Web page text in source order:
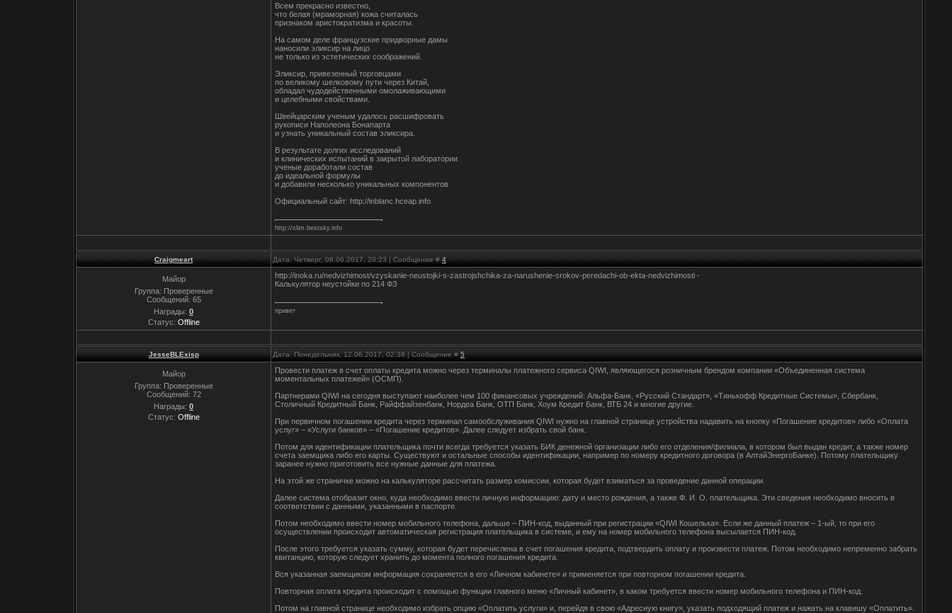
Всем прекрасно известно,
что белая (мраморная) кожа считалась
признаком аристократизма и красоты.
На самом деле французские придворные дамы
наносили эликсир на лицо
не только из эстетических соображений.
Эликсир, привезенный торговцами
по великому шелковому пути через Китай,
обладал чудодейственными омолаживающими
и целебными свойствами.
Швейцарским ученым удалось расшифровать
рукописи Наполеона Бонапарта
и узнать уникальный состав эликсира.
В результате долгих исследований
и клинических испытаний в закрытой лаборатории
ученые доработали состав
до идеальной формулы
и добавили несколько уникальных компонентов
Официальный сайт: http://inblanc.hceap.info
http://slim.bestsky.info
Craigmeart Дата: Четверг, 08.06.2017, 20:23 | Сообщение # 4
Майор
Группа: Проверенные
Сообщений: 65
Награды: 0
Статус: Offline
http://inoka.ru/nedvizhimost/vzyskanie-neustojki-s-zastrojshchika-za-narushenie-srokov-peredachi-ob-ekta-nedvizhimosti -
Калькулятор неустойки по 214 ФЗ
привет
JesseBLExisp Дата: Понедельник, 12.06.2017, 02:38 | Сообщение # 5
Майор
Группа: Проверенные
Сообщений: 72
Награды: 0
Статус: Offline
Провести платеж в счет оплаты кредита можно через терминалы платежного сервиса QIWI, являющегося розничным брендом компании «Объединенная система
моментальных платежей» (ОСМП).
Партнерами QIWI на сегодня выступают наиболее чем 100 финансовых учреждений: Альфа-Банк, «Русский Стандарт», «Тинькофф Кредитные Системы», Сбербанк,
Столичный Кредитный Банк, Райффайзенбанк, Нордеа Банк, ОТП Банк, Хоум Кредит Банк, ВТБ 24 и многие другие.
При первичном погашении кредита через терминал самообслуживания QIWI нужно на главной странице устройства надавить на кнопку «Погашение кредитов» либо «Оплата
услуг» – «Услуги банков» – «Погашение кредитов». Далее следует избрать свой банк.
Потом для идентификации плательщика почти всегда требуется указать БИК денежной организации либо его отделения/филиала, в котором был выдан кредит, а также номер
счета заемщика либо его карты. Существуют и остальные способы идентификации, например по номеру кредитного договора (в АлтайЭнергоБанке). Потому плательщику
заранее нужно приготовить все нужные данные для платежа.
На этой же страничке можно на калькуляторе рассчитать размер комиссии, которая будет взиматься за проведение данной операции.
Далее система отобразит окно, куда необходимо ввести личную информацию: дату и место рождения, а также Ф. И. О. плательщика. Эти сведения необходимо вносить в
соответствии с данными, указанными в паспорте.
Потом необходимо ввести номер мобильного телефона, дальше – ПИН-код, выданный при регистрации «QIWI Кошелька». Если же данный платеж – 1-ый, то при его
осуществлении происходит автоматическая регистрация плательщика в системе, и ему на номер мобильного телефона высылается ПИН-код.
После этого требуется указать сумму, которая будет перечислена в счет погашения кредита, подтвердить оплату и произвести платеж. Потом необходимо непременно забрать
квитанцию, которую следует хранить до момента полного погашения кредита.
Вся указанная заемщиком информация сохраняется в его «Личном кабинете» и применяется при повторном погашении кредита.
Повторная оплата кредита происходит с помощью функции главного меню «Личный кабинет», в каком требуется ввести номер мобильного телефона и ПИН-код.
Потом на главной странице необходимо избрать опцию «Оплатить услуги» и, перейдя в свою «Адресную книгу», указать подходящий платеж и нажать на клавишу «Оплатить».